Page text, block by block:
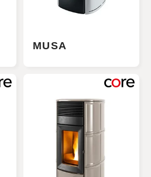
MUSA